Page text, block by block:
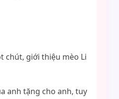
chút, giới thiệu mèo Li
anh tặng cho anh, tuy